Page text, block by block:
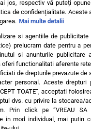
Ultimele
editorială Termeni
jos, respectiv vă puteți
de confidențialitate. Aceste
Mai multe detalii
si agentiile de publicitate
prelucram date pentru a
si anunturile
functionalitati aferente
de drepturile prevazute de
personal. Aceste
TOATE”, acceptati
dvs. cu privire la stocarea/
Prin click pe “VREAU SA
in mod individual, mai putin